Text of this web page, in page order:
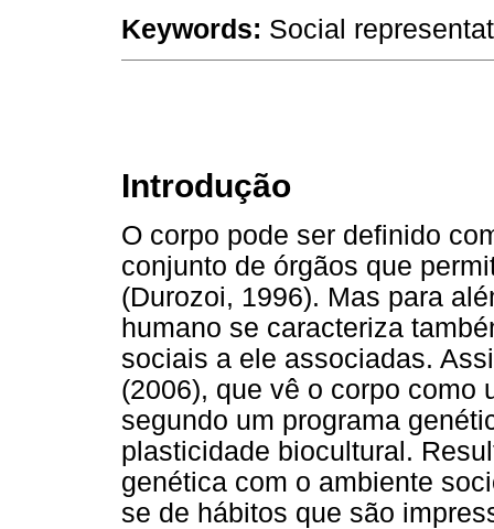
Keywords: Social
Introdução
O corpo pode ser definido
conjunto de órgãos que
(Durozoi, 1996). Mas para
humano se caracteriza
sociais a ele associadas.
(2006), que vê o corpo como
segundo um programa
plasticidade biocultural.
genética com o ambiente
se de hábitos que são